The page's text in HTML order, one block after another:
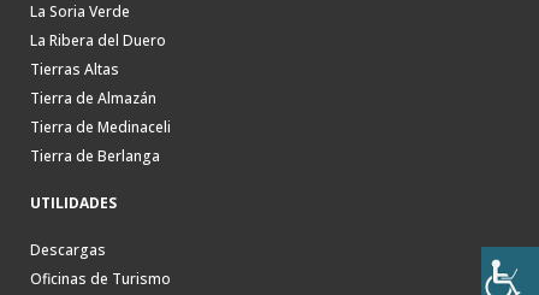
La Soria Verde
La Ribera del Duero
Tierras Altas
Tierra de Almazán
Tierra de Medinaceli
Tierra de Berlanga
UTILIDADES
Descargas
Oficinas de Turismo